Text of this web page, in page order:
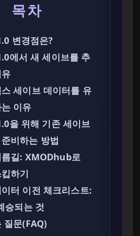
목차
변경점은?
에서 새 세이브를 추
세이브 데이터를 유
이유
을 위해 기존 세이브
비하는 방법
름길: XMODhub로
하기
터 이전 체크리스트:
승되는 것
질문(FAQ)